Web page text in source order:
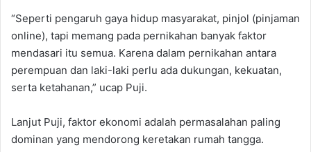
“Seperti pengaruh gaya hidup masyarakat, pinjol (pinjaman
online), tapi memang pada pernikahan banyak faktor
mendasari itu semua. Karena dalam pernikahan antara
perempuan dan laki-laki perlu ada dukungan, kekuatan,
serta ketahanan,” ucap Puji.
Lanjut Puji, faktor ekonomi adalah permasalahan paling
dominan yang mendorong keretakan rumah tangga.